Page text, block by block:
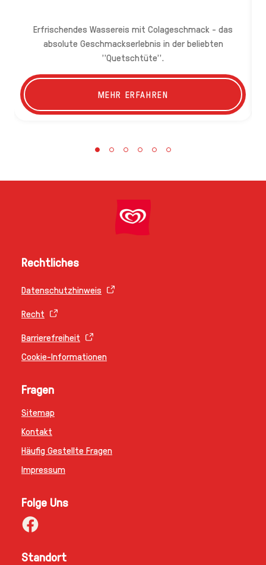
Erfrischendes Wassereis mit Colageschmack - das
absolute Geschmackserlebnis in der beliebten
"Quetschtüte".
MEHR ERFAHREN
Rechtliches
Datenschutzhinweis
Recht
Barrierefreiheit
Cookie-Informationen
Fragen
Sitemap
Kontakt
Häufig Gestellte Fragen
Impressum
Folge Uns
Standort